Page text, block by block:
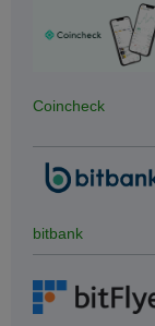
Coincheck
bitbank